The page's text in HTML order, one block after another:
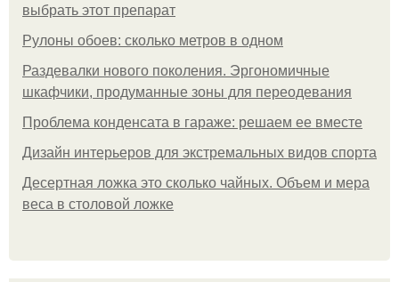
выбрать этот препарат
Рулоны обоев: сколько метров в одном
Раздевалки нового поколения. Эргономичные
шкафчики, продуманные зоны для переодевания
Проблема конденсата в гараже: решаем ее вместе
Дизайн интерьеров для экстремальных видов спорта
Десертная ложка это сколько чайных. Объем и мера
веса в столовой ложке